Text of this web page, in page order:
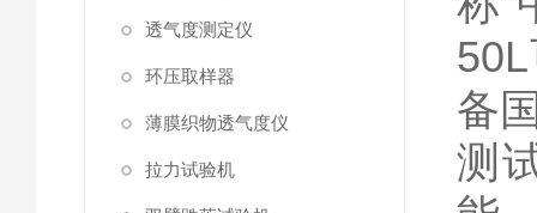
透气度测定仪
环压取样器
薄膜织物透气度仪
拉力试验机
备
测